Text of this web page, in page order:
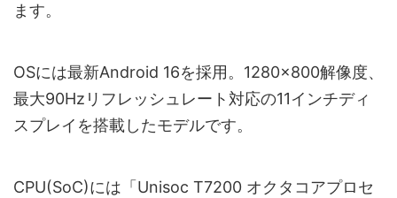
ます。
OSには最新Android 16を採用。1280×800解像度、
最大90Hzリフレッシュレート対応の11インチディ
スプレイを搭載したモデルです。
CPU(SoC)には「Unisoc T7200 オクタコアプロセ